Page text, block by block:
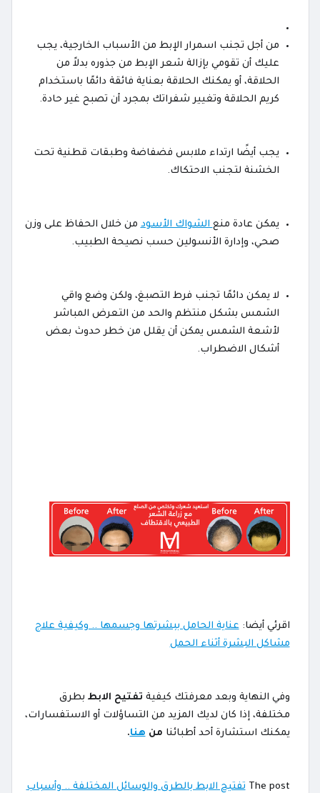
من أجل تجنب اسمرار الإبط من الأسباب الخارجية، يجب
عليك أن تقومي بإزالة شعر الإبط من جذوره بدلاً من
الحلاقة، أو يمكنك الحلاقة بعناية فائقة دائمًا باستخدام
كريم الحلاقة وتغيير شفراتك بمجرد أن تصبح غير حادة.
يجب أيضًا ارتداء ملابس فضفاضة وطبقات قطنية تحت
الخشنة لتجنب الاحتكاك.
يمكن عادة منعالشواك الأسودمن خلال الحفاظ على وزن
صحي، وإدارة الأنسولين حسب نصيحة الطبيب.
لا يمكن دائمًا تجنب فرط التصبغ، ولكن وضع واقي
الشمس بشكل منتظم والحد من التعرض المباشر
لأشعة الشمس يمكن أن يقلل من خطر حدوث بعض
أشكال الاضطراب.
اقرئي أيضا: عناية الحامل ببشرتها وجسمها .. وكيفية علاج
مشاكل البشرة أثناء الحمل
وفي النهاية وبعد معرفتك كيفية تفتيح الابط بطرق
مختلفة، إذا كان لديك المزيد من التساؤلات أو الاستفسارات،
يمكنك استشارة أحد أطبائنا من هنا.
The post تفتيح الابط بالطرق والوسائل المختلفة .. وأسباب